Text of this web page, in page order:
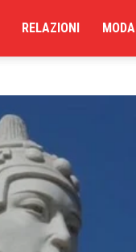
RELAZIONI MODA